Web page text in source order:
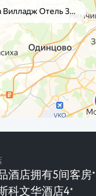
酒店拥有5间客房★
科文华酒店4★